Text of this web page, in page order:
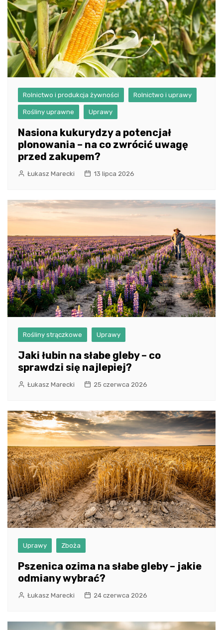
Rolnictwo i produkcja żywności Rolnictwo i uprawy
Rośliny uprawne Uprawy
Nasiona kukurydzy a potencjał
plonowania – na co zwrócić uwagę
przed zakupem?
Łukasz Marecki 13 lipca 2026
Rośliny strączkowe Uprawy
Jaki łubin na słabe gleby – co
sprawdzi się najlepiej?
Łukasz Marecki 25 czerwca 2026
Uprawy Zboża
Pszenica ozima na słabe gleby – jakie
odmiany wybrać?
Łukasz Marecki 24 czerwca 2026